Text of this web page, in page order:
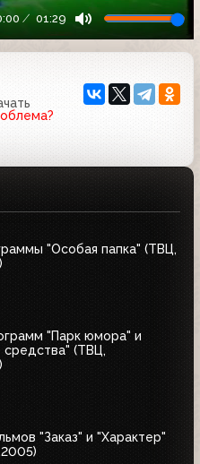
01:29
"Особая папка" (ТВЦ,
"Парк юмора" и
(ТВЦ,
"Заказ" и "Характер"